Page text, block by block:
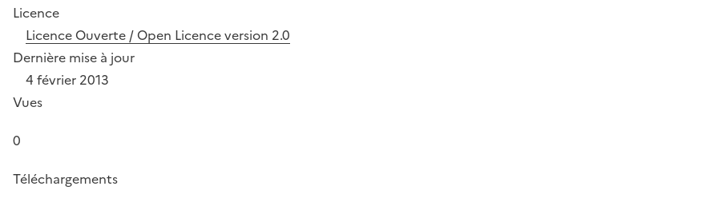
Licence
Licence Ouverte / Open Licence version 2.0
Dernière mise à jour
4 février 2013
Vues
0
Téléchargements